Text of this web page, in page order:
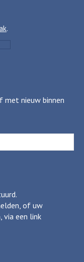
.
met nieuw binnen
of uw
via een link